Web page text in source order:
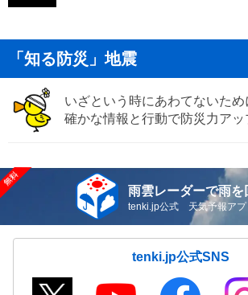
「知る防災」地震
いざという時にあわてないため
確かな情報と行動で防災力アッ
雨雲レーダーで雨を
tenki.jp公式 天気予報アプ
tenki.jp公式SNS